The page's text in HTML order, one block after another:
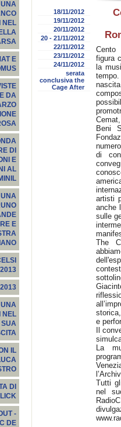
NEL
E
DA
DI
E
AL
E
NEL
SUA
IL
DI
-
DE
18/11/2012
19/11/2012
20/11/2012
20 - 21/11/2012
22/11/2012
23/11/2012
24/11/2012
serata
conclusiva the
Cage After
Cento
figura
la
Beni
di
artisti
anche
sulle
The
e
Il
La
Tutti
nel